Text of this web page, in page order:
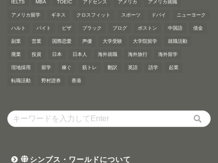
IELTS MBA TOEIC アドセンス アメリカ アメリカ就職
アメリカ留学 ギネス クロスフィット スポーツ ドバイ ニューヨーク
ハルト バイト ビザ ブラック ブログ ボストン 中国語 借金
副業 営業 国際恋愛 声優 大学受験 大学院留学 就職活動
廃業 投資 日本 日本人 海外就職 海外旅行 海外留学
現地採用 留学 稼ぐ 筋トレ 翻訳 英語 語学 起業
転職活動 野村證券 香港
シンプス・ワールドについて